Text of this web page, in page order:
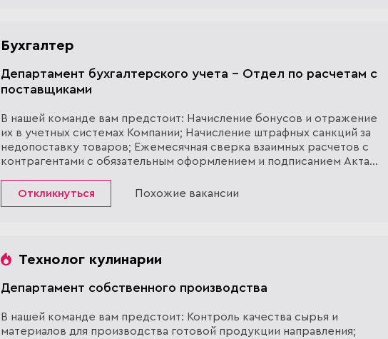
Бухгалтер
Департамент бухгалтерского учета - Отдел по расчетам с
поставщиками
В нашей команде вам предстоит: Начисление бонусов и отражение
их в учетных системах Компании; Начисление штрафных санкций за
недопоставку товаров; Ежемесячная сверка взаимных расчетов с
контрагентами с обязательным оформлением и подписанием Акта
Откликнуться
Похожие вакансии
Технолог кулинарии
Департамент собственного производства
В нашей команде вам предстоит: Контроль качества сырья и
материалов для производства готовой продукции направления;